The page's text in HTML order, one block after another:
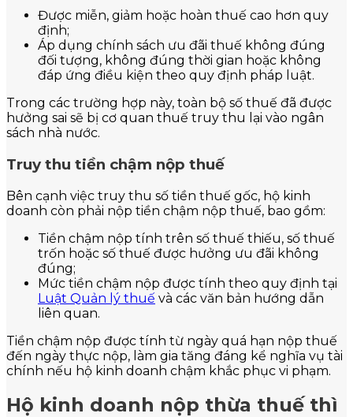
Được miễn, giảm hoặc hoàn thuế cao hơn quy
định;
Áp dụng chính sách ưu đãi thuế không đúng
đối tượng, không đúng thời gian hoặc không
đáp ứng điều kiện theo quy định pháp luật.
Trong các trường hợp này, toàn bộ số thuế đã được
hưởng sai sẽ bị cơ quan thuế truy thu lại vào ngân
sách nhà nước.
Truy thu tiền chậm nộp thuế
Bên cạnh việc truy thu số tiền thuế gốc, hộ kinh
doanh còn phải nộp tiền chậm nộp thuế, bao gồm:
Tiền chậm nộp tính trên số thuế thiếu, số thuế
trốn hoặc số thuế được hưởng ưu đãi không
đúng;
Mức tiền chậm nộp được tính theo quy định tại
Luật Quản lý thuế và các văn bản hướng dẫn
liên quan.
Tiền chậm nộp được tính từ ngày quá hạn nộp thuế
đến ngày thực nộp, làm gia tăng đáng kể nghĩa vụ tài
chính nếu hộ kinh doanh chậm khắc phục vi phạm.
Hộ kinh doanh nộp thừa thuế thì